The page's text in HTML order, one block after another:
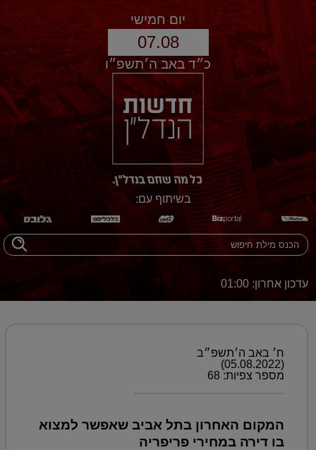
יום חמישי
07.08
כ״ד באב ה׳תשפ״ו
בשיתוף עם:
עדכון אחרון: 01:00
ח׳ באב ה׳תשפ״ב
(05.08.2022)
מספר צפיות: 68
המקום האחרון בתל אביב שאפשר למצוא
בו דירה במחירי פריפריה